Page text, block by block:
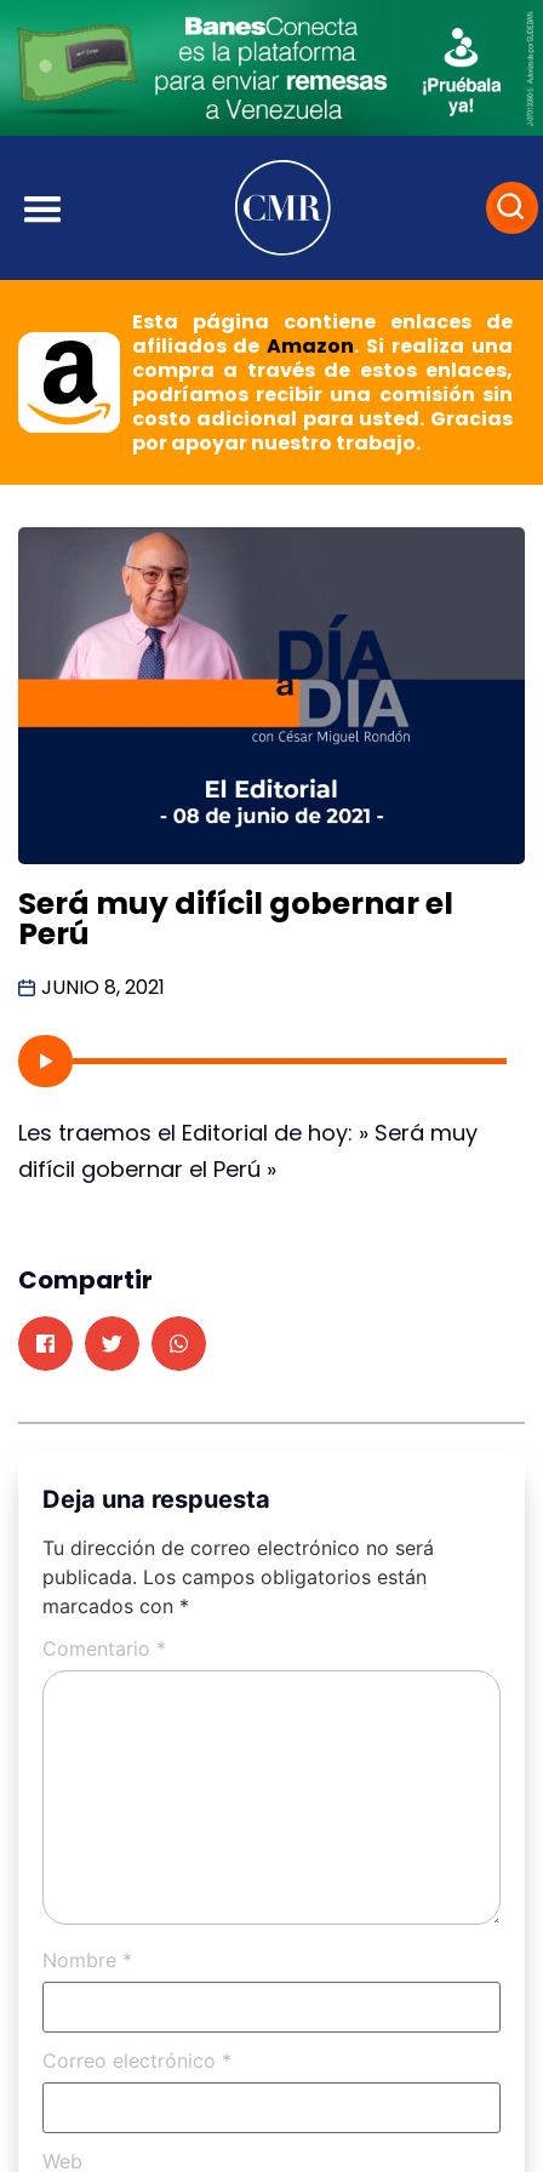
Esta página contiene enlaces de
afiliados deAmazon. Si realiza una
compra a través de estos enlaces,
podríamos recibir una comisión sin
costo adicional para usted. Gracias
por apoyar nuestro trabajo.
Será muy difícil gobernar el
Perú
JUNIO 8, 2021
Les traemos el Editorial de hoy: » Será muy
difícil gobernar el Perú »
Compartir
Deja una respuesta
Tu dirección de correo electrónico no será
publicada. Los campos obligatorios están
marcados con *
Comentario *
Nombre *
Correo electrónico *
Web